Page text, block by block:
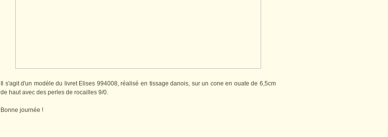
Il s'agit d'un modèle du livret Elises 994008, réalisé en tissage danois, sur un cone en ouate de 6,5cm
de haut avec des perles de rocailles 9/0.
Bonne journée !